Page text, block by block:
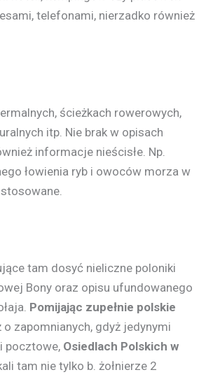
telefonami, nierzadko również
ścieżkach rowerowych,
itp. Nie brak w opisach
informacje nieścisłe. Np.
łowienia ryb i owoców morza w
tam dosyć nieliczne poloniki
Bony oraz opisu ufundowanego
Pomijając zupełnie polskie
o zapomnianych, gdyż jedynymi
pocztowe, Osiedlach Polskich w
tam nie tylko b. żołnierze 2